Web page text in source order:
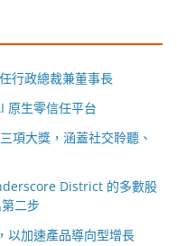
行政總裁兼董事長
原生零信任平台
項大獎，涵蓋社交聆聽、
District 的多數股
二步
以加速產品導向型增長